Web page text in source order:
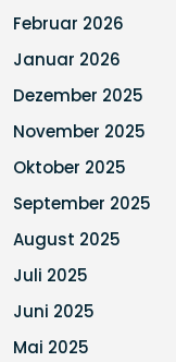
Februar 2026
Januar 2026
Dezember 2025
November 2025
Oktober 2025
September 2025
August 2025
Juli 2025
Juni 2025
Mai 2025